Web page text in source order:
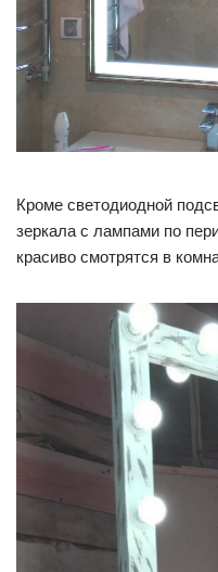
Кроме светодиодной
зеркала с лампами по
красиво смотрятся в